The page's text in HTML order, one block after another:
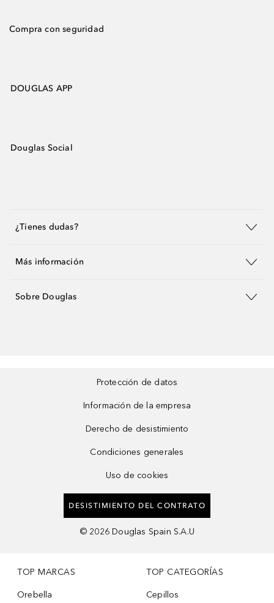
Compra con seguridad
DOUGLAS APP
Douglas Social
¿Tienes dudas?
Más información
Sobre Douglas
Protección de datos
Información de la empresa
Derecho de desistimiento
Condiciones generales
Uso de cookies
DESISTIMIENTO DEL CONTRATO
© 2026 Douglas Spain S.A.U
TOP MARCAS
Orebella
TOP CATEGORÍAS
Cepillos